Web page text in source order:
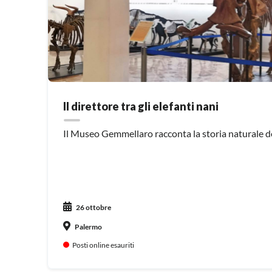
Il direttore tra gli elefanti nani
Il Museo Gemmellaro racconta la storia naturale
26 ottobre
Palermo
Posti online esauriti